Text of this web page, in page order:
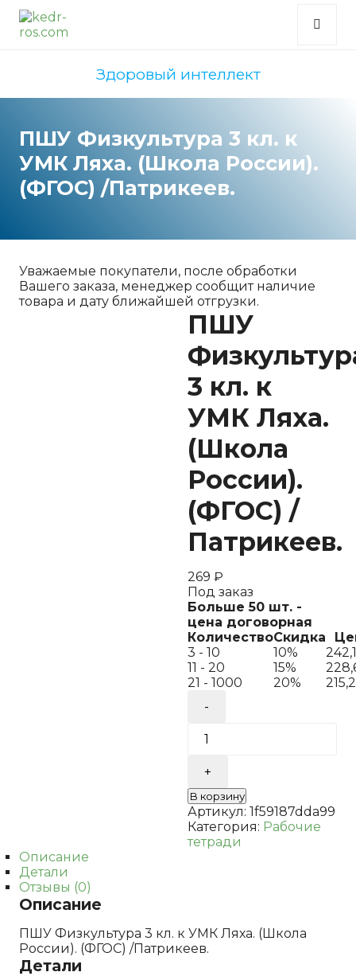
Здоровый интеллект
ПШУ Физкультура 3 кл. к
УМК Ляха. (Школа России).
(ФГОС) /Патрикеев.
Уважаемые покупатели, после обработки
Вашего заказа, менеджер сообщит наличие
товара и дату ближайшей отгрузки.
ПШУ
3 кл. к
УМК Ляха.
(Школа
России).
(ФГОС) /
Патрикеев.
269 ₽
Под заказ
Больше 50 шт. -
цена договорная
КоличествоСкидка
3 - 10
10%
11 - 20
15%
21 - 1000
20%
к
УМК
Ляха.
(Школа
России).
В корзину
Артикул: 1f59187dda99
Категория: Рабочие
тетради
Описание
Детали
Отзывы (0)
Описание
ПШУ Физкультура 3 кл. к УМК Ляха. (Школа
России). (ФГОС) /Патрикеев.
Детали